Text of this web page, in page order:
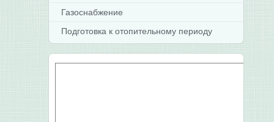
Газоснабжение
Подготовка к отопительному периоду